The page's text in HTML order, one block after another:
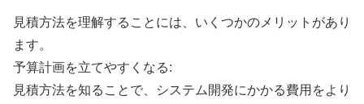
見積方法を理解することには、いくつかのメリットがあり
ます。
予算計画を立てやすくなる:
見積方法を知ることで、システム開発にかかる費用をより